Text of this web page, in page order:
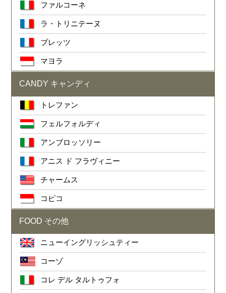
ファルコーネ
ラ・トリニテーヌ
ブレッツ
マヨラ
CANDY キャンディ
トレファン
フェルフォルディ
アンブロッソリー
アニス ド フラヴィニー
チャームス
コピコ
FOOD その他
ニューイングリッシュティー
コーゾ
コレ デル タルトゥフォ